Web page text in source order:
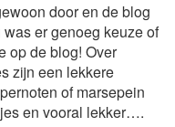
door en de blog
er genoeg keuze of
op de blog! Over
zijn een lekkere
of marsepein
en vooral lekker….